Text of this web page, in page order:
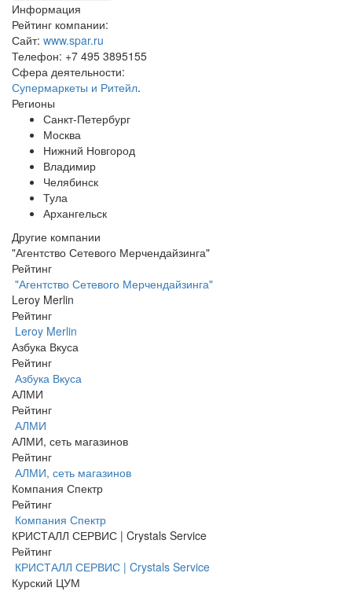
Информация
Рейтинг компании:
Сайт: www.spar.ru
Телефон: +7 495 3895155
Сфера деятельности:
Супермаркеты и Ритейл.
Регионы
Санкт-Петербург
Москва
Нижний Новгород
Владимир
Челябинск
Тула
Архангельск
Другие компании
"Агентство Сетевого Мерчендайзинга"
Рейтинг
"Агентство Сетевого Мерчендайзинга"
Leroy Merlin
Рейтинг
Leroy Merlin
Азбука Вкуса
Рейтинг
Азбука Вкуса
АЛМИ
Рейтинг
АЛМИ
АЛМИ, сеть магазинов
Рейтинг
АЛМИ, сеть магазинов
Компания Спектр
Рейтинг
Компания Спектр
КРИСТАЛЛ СЕРВИС | Crystals Service
Рейтинг
КРИСТАЛЛ СЕРВИС | Crystals Service
Курский ЦУМ